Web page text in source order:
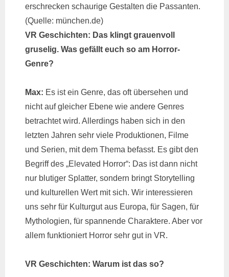
erschrecken schaurige Gestalten die Passanten.
(Quelle: münchen.de)
VR Geschichten: Das klingt grauenvoll
gruselig. Was gefällt euch so am Horror-
Genre?
Max: Es ist ein Genre, das oft übersehen und
nicht auf gleicher Ebene wie andere Genres
betrachtet wird. Allerdings haben sich in den
letzten Jahren sehr viele Produktionen, Filme
und Serien, mit dem Thema befasst. Es gibt den
Begriff des „Elevated Horror“: Das ist dann nicht
nur blutiger Splatter, sondern bringt Storytelling
und kulturellen Wert mit sich. Wir interessieren
uns sehr für Kulturgut aus Europa, für Sagen, für
Mythologien, für spannende Charaktere. Aber vor
allem funktioniert Horror sehr gut in VR.
VR Geschichten: Warum ist das so?